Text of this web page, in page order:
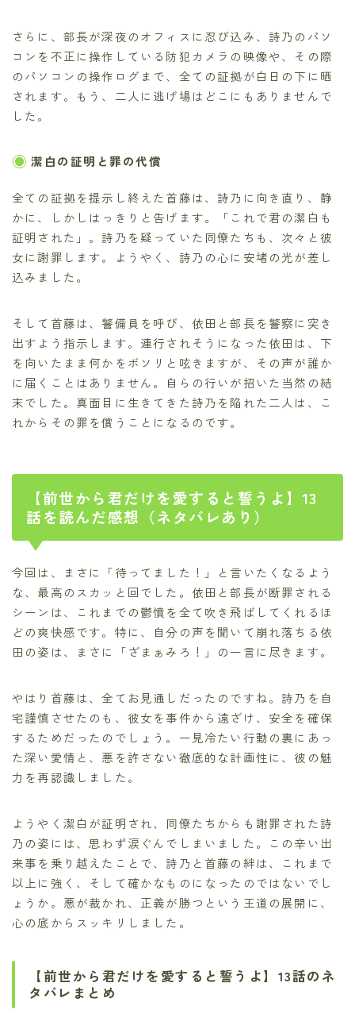
さらに、部長が深夜のオフィスに忍び込み、詩乃のパソ
コンを不正に操作している防犯カメラの映像や、その際
のパソコンの操作ログまで、全ての証拠が白日の下に晒
されます。もう、二人に逃げ場はどこにもありませんで
した。
潔白の証明と罪の代償
全ての証拠を提示し終えた首藤は、詩乃に向き直り、静
かに、しかしはっきりと告げます。「これで君の潔白も
証明された」。詩乃を疑っていた同僚たちも、次々と彼
女に謝罪します。ようやく、詩乃の心に安堵の光が差し
込みました。
そして首藤は、警備員を呼び、依田と部長を警察に突き
出すよう指示します。連行されそうになった依田は、下
を向いたまま何かをボソリと呟きますが、その声が誰か
に届くことはありません。自らの行いが招いた当然の結
末でした。真面目に生きてきた詩乃を陥れた二人は、こ
れからその罪を償うことになるのです。
【前世から君だけを愛すると誓うよ】13
話を読んだ感想（ネタバレあり）
今回は、まさに「待ってました！」と言いたくなるよう
な、最高のスカッと回でした。依田と部長が断罪される
シーンは、これまでの鬱憤を全て吹き飛ばしてくれるほ
どの爽快感です。特に、自分の声を聞いて崩れ落ちる依
田の姿は、まさに「ざまぁみろ！」の一言に尽きます。
やはり首藤は、全てお見通しだったのですね。詩乃を自
宅謹慎させたのも、彼女を事件から遠ざけ、安全を確保
するためだったのでしょう。一見冷たい行動の裏にあっ
た深い愛情と、悪を許さない徹底的な計画性に、彼の魅
力を再認識しました。
ようやく潔白が証明され、同僚たちからも謝罪された詩
乃の姿には、思わず涙ぐんでしまいました。この辛い出
来事を乗り越えたことで、詩乃と首藤の絆は、これまで
以上に強く、そして確かなものになったのではないでし
ょうか。悪が裁かれ、正義が勝つという王道の展開に、
心の底からスッキリしました。
【前世から君だけを愛すると誓うよ】13話のネ
タバレまとめ